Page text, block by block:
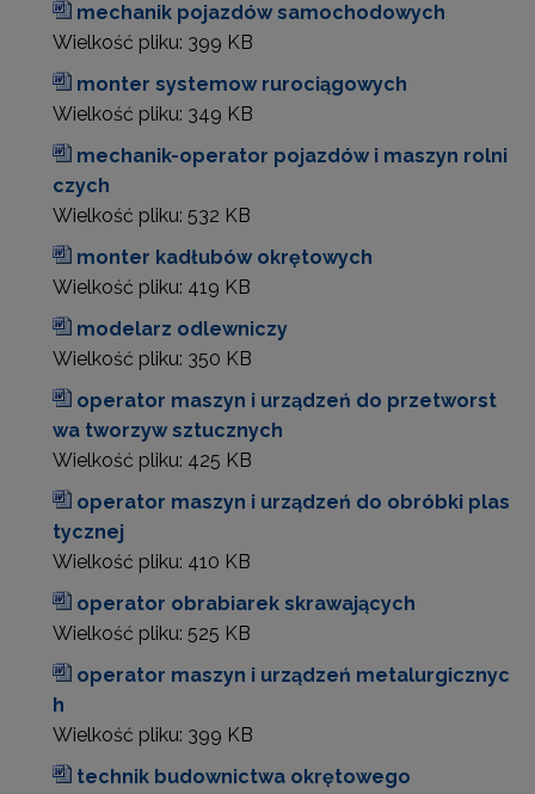
mechanik pojazdów samochodowych
Wielkość pliku: 399 KB
monter systemow rurociągowych
Wielkość pliku: 349 KB
mechanik-operator pojazdów i maszyn rolni
czych
Wielkość pliku: 532 KB
monter kadłubów okrętowych
Wielkość pliku: 419 KB
modelarz odlewniczy
Wielkość pliku: 350 KB
operator maszyn i urządzeń do przetworst
wa tworzyw sztucznych
Wielkość pliku: 425 KB
operator maszyn i urządzeń do obróbki plas
tycznej
Wielkość pliku: 410 KB
operator obrabiarek skrawających
Wielkość pliku: 525 KB
operator maszyn i urządzeń metalurgicznyc
h
Wielkość pliku: 399 KB
technik budownictwa okrętowego